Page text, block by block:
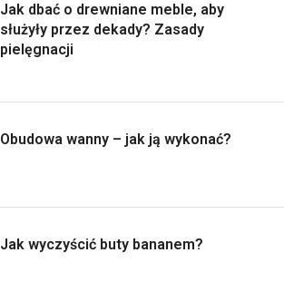
Jak dbać o drewniane meble, aby
służyły przez dekady? Zasady
pielęgnacji
Obudowa wanny – jak ją wykonać?
Jak wyczyścić buty bananem?